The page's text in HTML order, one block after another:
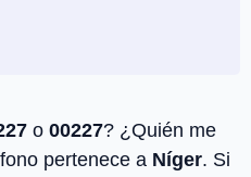
o 00227? ¿Quién me
pertenece a Níger. Si